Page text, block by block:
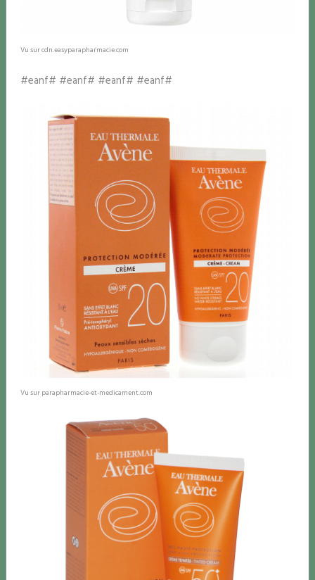
Vu sur cdn.easyparapharmacie.com
#eanf# #eanf# #eanf# #eanf#
Vu sur parapharmacie-et-medicament.com